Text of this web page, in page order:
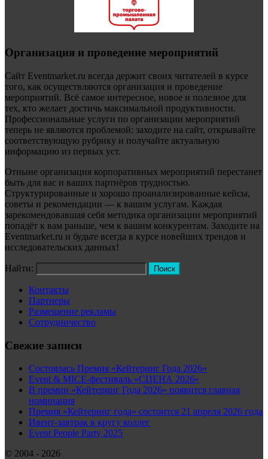
Организация и проведение мероприятий
Сайт Eventmarket.ru всегда держит своих читателей в курсе
того, как осуществляются организация и проведение
мероприятий. Всё самое интересное, новое и полезное для
тех, кто желает достичь максимальной продуктивности.
Профессиональные услуги по организации мероприятий
теперь не являются проблемой: заходите на сайт, открывайте
соответствующую рубрику и получайте актуальную
информацию из первых уст.
Отныне организация корпоративных мероприятий перестанет
быть для вас и ваших партнёров трудностью.
Структурированные и хорошо проанализированные кейсы,
советы и рекомендации — к вашим услугам. Каждая
зарекомендовавшая себя методика организации мероприятий
попадёт к вам раньше, чем к вашим конкурентам. Заходите на
Eventmarket.ru и будьте всегда в курсе новейших трендов и
исследовательских данных!
Найти:
Контакты
Партнеры
Размещение рекламы
Сотрудничество
Свежие записи
Состоялась Премия «Кейтеринг Года 2026»
Event & MICE-фестиваль «СЦЕНА 2026»
В премии «Кейтеринг Года 2026» появится главная
номинация
Премия «Кейтеринг года» состоится 21 апреля 2026 года
Ивент-завтрак в кругу коллег
Event People Party 2025
© 2004 - 2026